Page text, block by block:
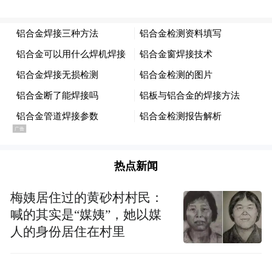
热点新闻
梅姨居住过的黄砂村村民：
喊的其实是“媒姨”，她以媒
人的身份居住在村里